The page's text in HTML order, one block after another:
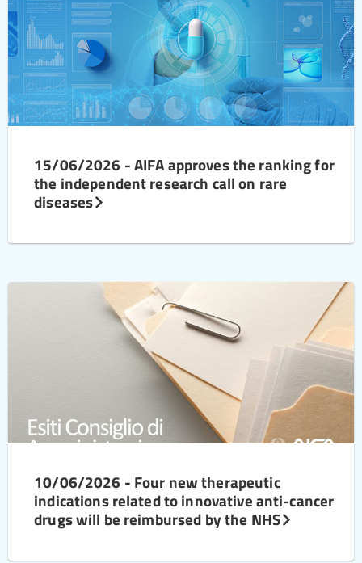
15/06/2026 - AIFA approves the ranking for
the independent research call on rare
diseases
10/06/2026 - Four new therapeutic
indications related to innovative anti-cancer
drugs will be reimbursed by the NHS